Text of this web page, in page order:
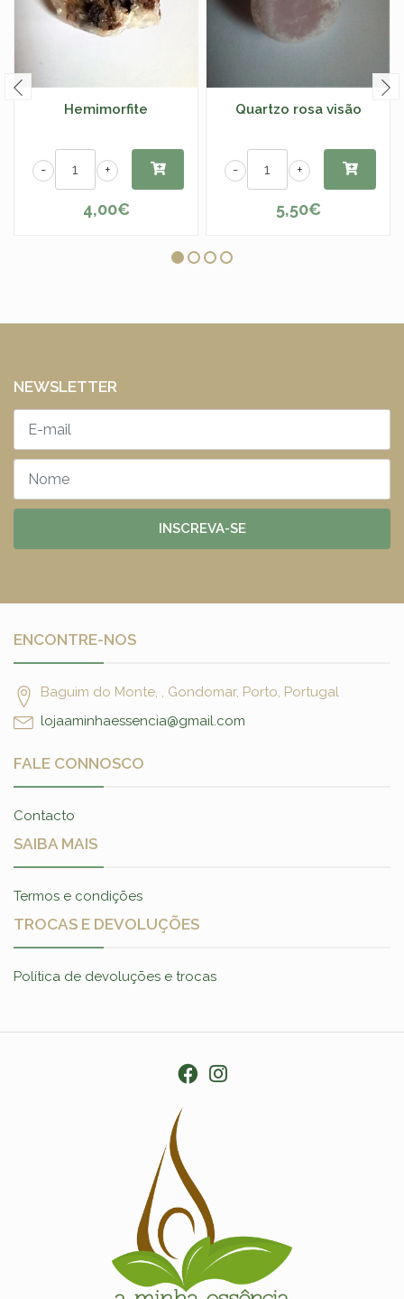
Hemimorfite
+
-
4,00€
Quartzo rosa visão
+
-
5,50€
NEWSLETTER
INSCREVA-SE
ENCONTRE-NOS
Baguim do Monte, , Gondomar, Porto, Portugal
lojaaminhaessencia@gmail.com
FALE CONNOSCO
Contacto
SAIBA MAIS
Termos e condições
TROCAS E DEVOLUÇÕES
Política de devoluções e trocas